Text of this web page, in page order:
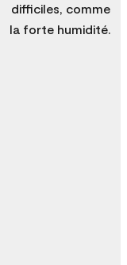
difficiles, comme
la forte humidité.